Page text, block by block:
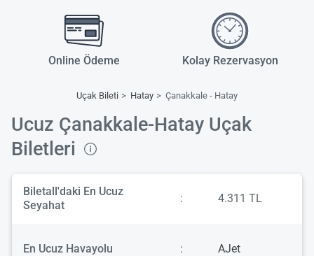
Online Ödeme Kolay Rezervasyon
Uçak Bileti Hatay Çanakkale - Hatay
Ucuz Çanakkale-Hatay Uçak
Biletleri
Biletall'daki En Ucuz
Seyahat
: 4.311 TL
En Ucuz Havayolu : AJet